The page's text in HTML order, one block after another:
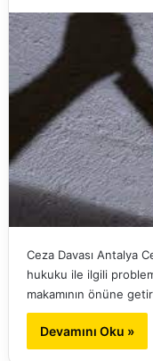
Ceza Davası Antalya
hukuku ile ilgili
makamının önüne
Devamını Oku »